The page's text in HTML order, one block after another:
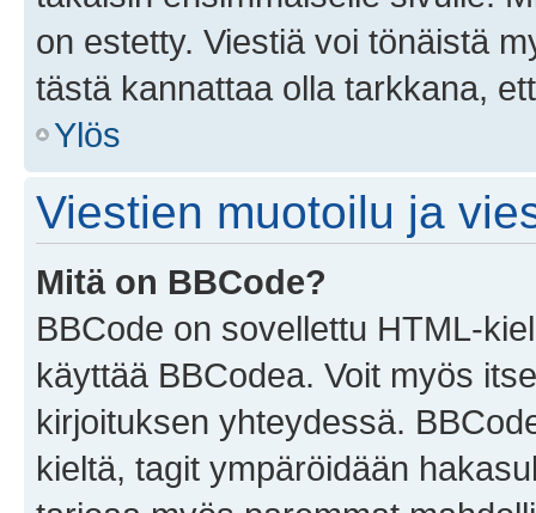
on estetty. Viestiä voi tönäistä
tästä kannattaa olla tarkkana,
Ylös
Viestien muotoilu ja
Mitä on BBCode?
BBCode on sovellettu HTML-
käyttää BBCodea. Voit myös
kirjoituksen yhteydessä.
kieltä, tagit ympäröidään